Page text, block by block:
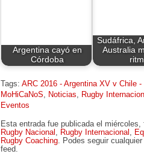
Argentina cayó en
Córdoba
Sudáfrica,
Australia
Tags: ARC 2016 - Argentina XV v Chile -
MoHiCaNoS, Noticias, Rugby
Eventos
Esta entrada fue publicada el
Rugby Nacional , Rugby Internacional ,
Rugby Coaching. Podes seguir
feed.